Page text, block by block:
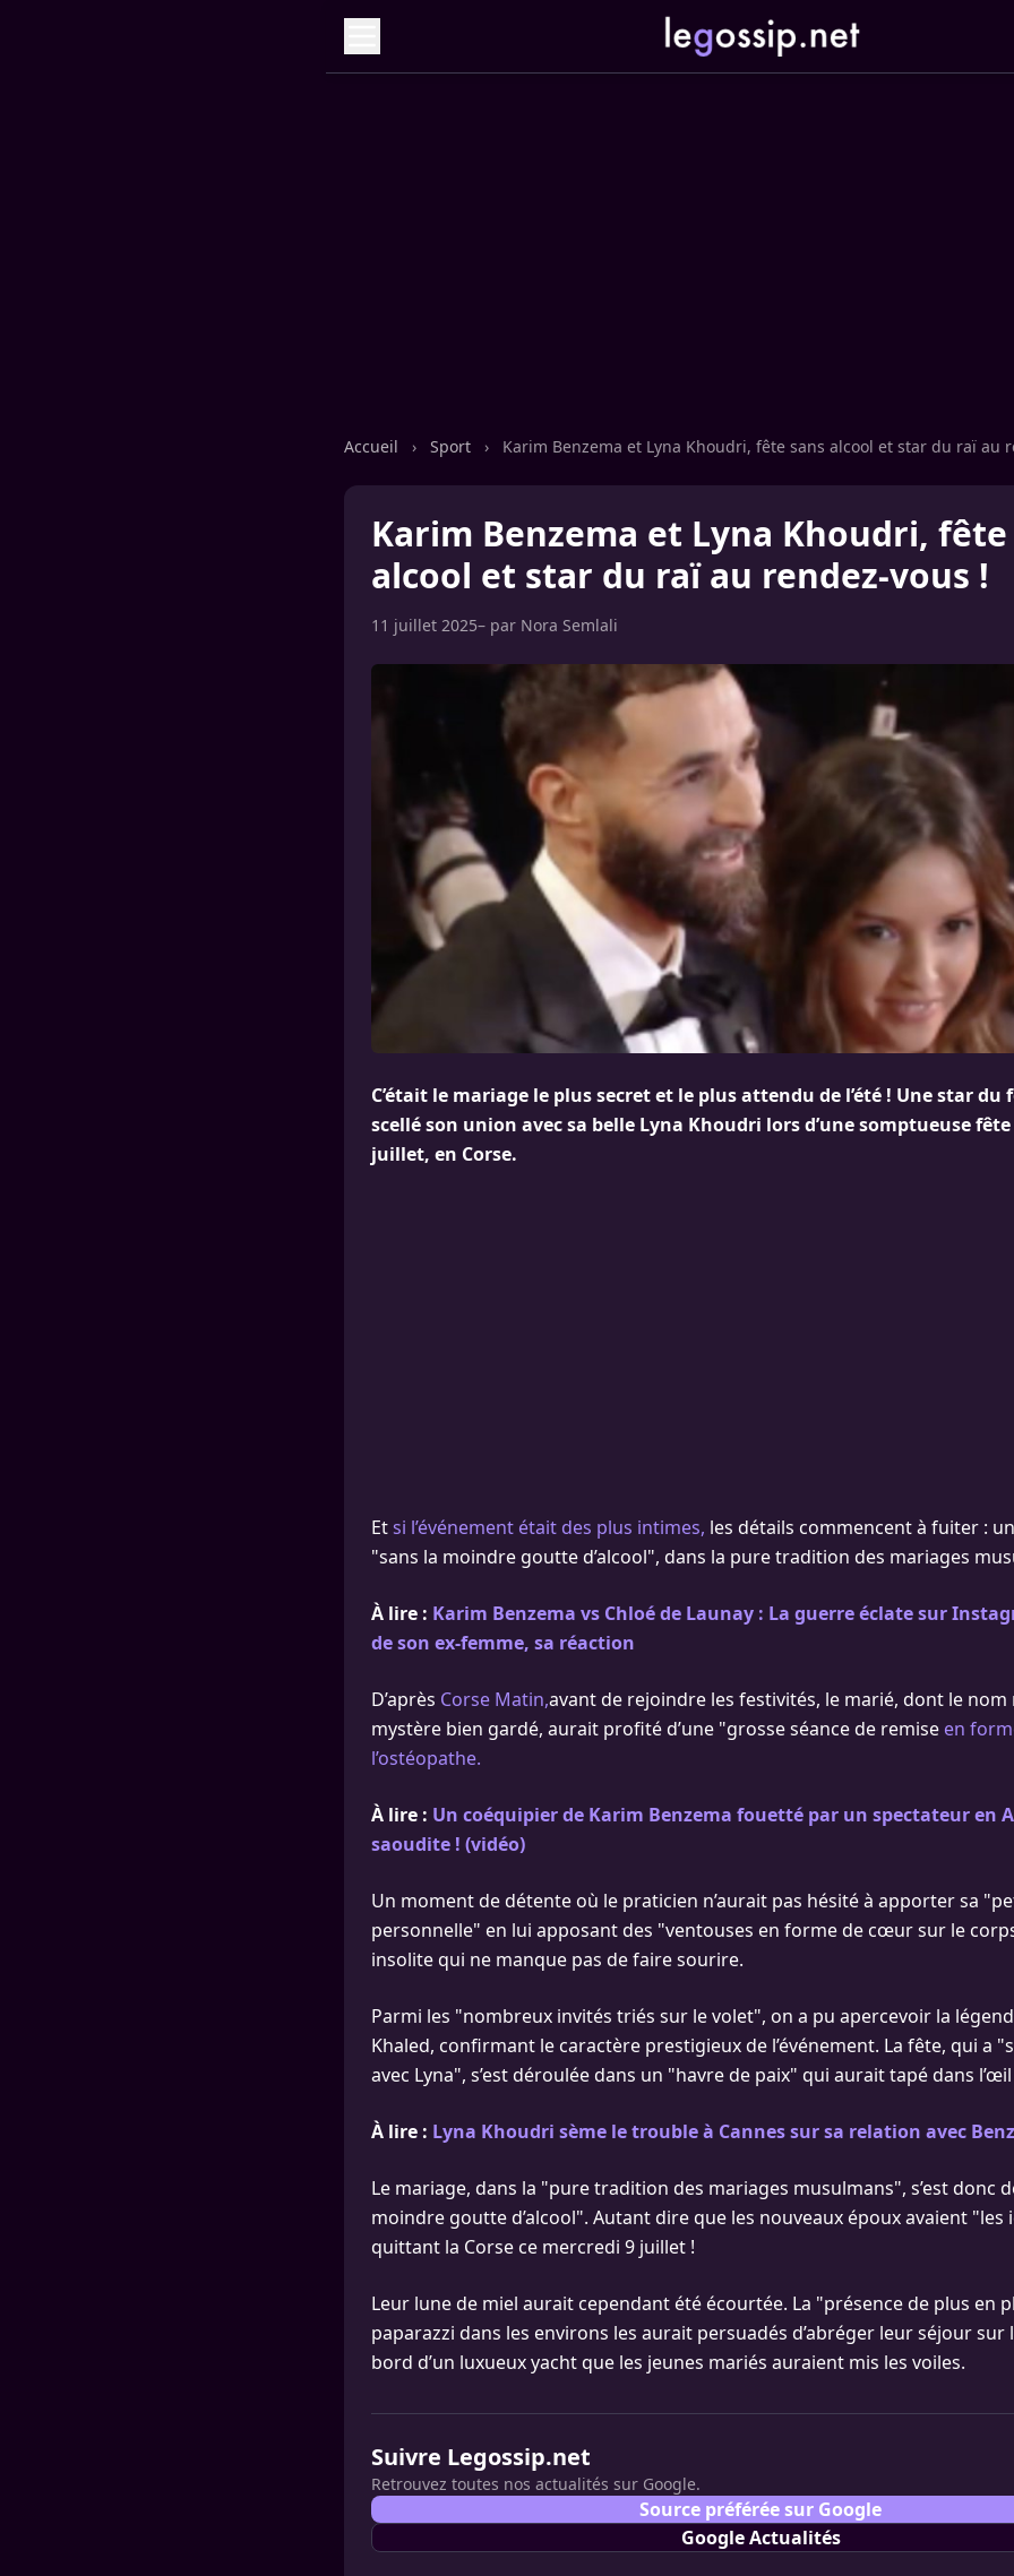
Accueil › Sport › Karim Benzema et Lyna Khoudri, fête sans alcool et star du raï au
Karim Benzema et Lyna Khoudri, fête
alcool et star du raï au rendez-vous !
11 juillet 2025– par Nora Semlali
C’était le mariage le plus secret et le plus attendu de l’été ! Une star
scellé son union avec sa belle Lyna Khoudri lors d’une somptueuse
juillet, en Corse.
Etsi l’événement était des plus intimes, les détails commencent à fuiter :
"sans la moindre goutte d’alcool", dans la pure tradition des mariages
À lire : Karim Benzema vs Chloé de Launay : La guerre éclate sur
de son ex-femme, sa réaction
D’après Corse Matin,avant de rejoindre les festivités, le marié, dont le
mystère bien gardé, aurait profité d’une "grosse séance de remise en
l’ostéopathe.
À lire : Un coéquipier de Karim Benzema fouetté par un spectateur en
saoudite ! (vidéo)
Un moment de détente où le praticien n’aurait pas hésité à apporter sa
personnelle" en lui apposant des "ventouses en forme de cœur sur le
insolite qui ne manque pas de faire sourire.
Parmi les "nombreux invités triés sur le volet", on a pu apercevoir la
Khaled, confirmant le caractère prestigieux de l’événement. La fête, qui a
avec Lyna", s’est déroulée dans un "havre de paix" qui aurait tapé dans
À lire : Lyna Khoudri sème le trouble à Cannes sur sa relation avec
Le mariage, dans la "pure tradition des mariages musulmans", s’est donc
moindre goutte d’alcool". Autant dire que les nouveaux époux avaient "les
quittant la Corse ce mercredi 9 juillet !
Leur lune de miel aurait cependant été écourtée. La "présence de plus en
paparazzi dans les environs les aurait persuadés d’abréger leur séjour sur
bord d’un luxueux yacht que les jeunes mariés auraient mis les voiles.
Suivre Legossip.net
Retrouvez toutes nos actualités sur Google.
Source préférée sur Google
Google Actualités